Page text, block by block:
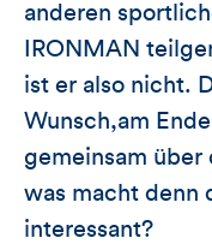
anderen
IRONMAN
ist er also nicht.
Wunsch,am
gemeinsam
was macht denn
interessant?